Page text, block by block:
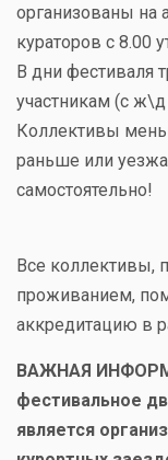
организованы на
кураторов с 8.00
В дни фестиваля
участникам (с
Коллективы
раньше или
самостоятельно!
Все коллективы,
проживанием,
аккредитацию в
ВАЖНАЯ
фестивальное
является